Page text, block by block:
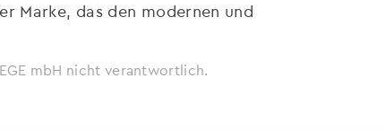
Marke, das den modernen und
mbH nicht verantwortlich.